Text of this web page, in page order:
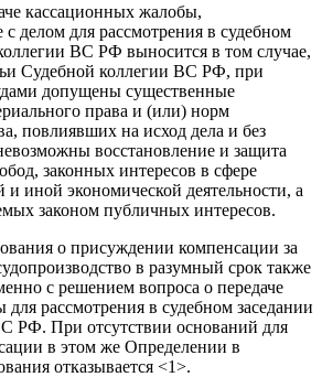
кассационных жалобы,
с делом для рассмотрения в судебном
ВС РФ выносится в том случае,
Судебной коллегии ВС РФ, при
допущены существенные
права и (или) норм
повлиявших на исход дела и без
восстановление и защита
законных интересов в сфере
и иной экономической деятельности, а
законом публичных интересов.
о присуждении компенсации за
в разумный срок также
с решением вопроса о передаче
рассмотрения в судебном заседании
РФ. При отсутствии оснований для
в этом же Определении в
отказывается <1>.